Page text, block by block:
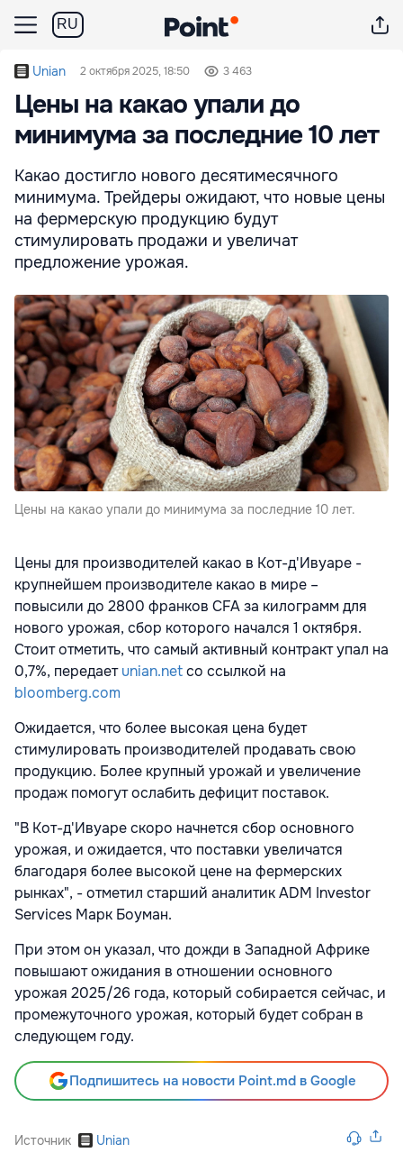
RU
Unian 2 октября 2025, 18:50 3 463
Цены на какао упали до
минимума за последние 10 лет
Какао достигло нового десятимесячного
минимума. Трейдеры ожидают, что новые цены
на фермерскую продукцию будут
стимулировать продажи и увеличат
предложение урожая.
Цены на какао упали до минимума за последние 10 лет.
Цены для производителей какао в Кот-д'Ивуаре -
крупнейшем производителе какао в мире –
повысили до 2800 франков CFA за килограмм для
нового урожая, сбор которого начался 1 октября.
Стоит отметить, что самый активный контракт упал на
0,7%, передаетunian.netсо ссылкой на
bloomberg.com
Ожидается, что более высокая цена будет
стимулировать производителей продавать свою
продукцию. Более крупный урожай и увеличение
продаж помогут ослабить дефицит поставок.
"В Кот-д'Ивуаре скоро начнется сбор основного
урожая, и ожидается, что поставки увеличатся
благодаря более высокой цене на фермерских
рынках", - отметил старший аналитик ADM Investor
Services Марк Боуман.
При этом он указал, что дожди в Западной Африке
повышают ожидания в отношении основного
урожая 2025/26 года, который собирается сейчас, и
промежуточного урожая, который будет собран в
следующем году.
Подпишитесь на новости Point.md в Google
Источник Unian